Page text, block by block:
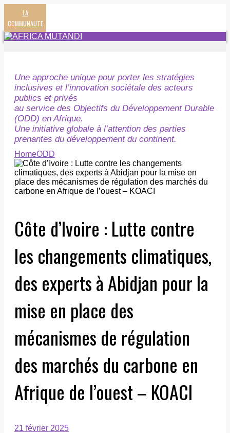
LA
COMMUNAUTE
Une approche unique pour porter les stratégies
inclusives et l’innovation sociétale des acteurs
publics et privés
au service des Objectifs du Développement Durable
(ODD) en Afrique.
Une initiative globale à l’attention des parties
prenantes du développement du continent.
HomeODD
Côte d’Ivoire : Lutte contre
les changements climatiques,
des experts à Abidjan pour la
mise en place des
mécanismes de régulation
des marchés du carbone en
Afrique de l’ouest – KOACI
21 février 2025